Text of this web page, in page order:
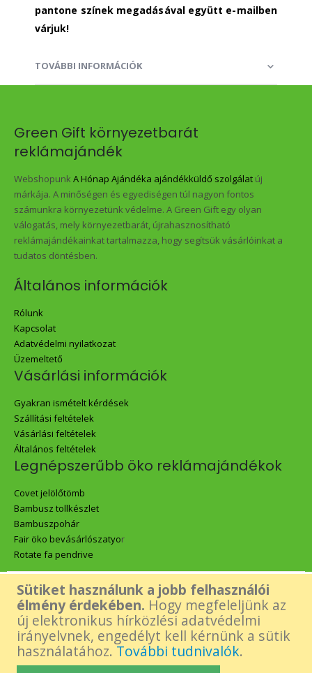
Sütiket használunk a jobb felhasználói
élmény érdekében. Hogy megfeleljünk az
új elektronikus hírközlési adatvédelmi
irányelvnek, engedélyt kell kérnünk a sütik
használatához. További tudnivalók.
pantone színek megadásával együtt e-mailben
várjuk!
TOVÁBBI INFORMÁCIÓK
Green Gift környezetbarát
reklámajándék
Webshopunk A Hónap Ajándéka ajándékküldő szolgálat új
márkája. A minőségen és egyediségen túl nagyon fontos
számunkra környezetünk védelme. A Green Gift egy olyan
válogatás, mely környezetbarát, újrahasznosítható
reklámajándékainkat tartalmazza, hogy segítsük vásárlóinkat a
tudatos döntésben.
Általános információk
Rólunk
Kapcsolat
Adatvédelmi nyilatkozat
Üzemeltető
Vásárlási információk
Gyakran ismételt kérdések
Szállítási feltételek
Vásárlási feltételek
Általános feltételek
Legnépszerűbb öko reklámajándékok
Covet jelölőtömb
Bambusz tollkészlet
Bambuszpohár
Fair öko bevásárlószatyor
Rotate fa pendrive
Az oldalon található összes tartalom - beleértve a Green Gift logó,
képek és tartalmi elemek- felhasználásához a készítő előzetes,
írásos engedélye szükséges.